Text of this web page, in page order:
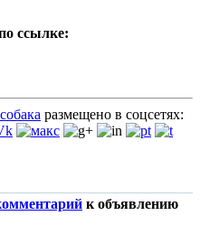
ссылке:
размещено в соцсетях:
к объявлению